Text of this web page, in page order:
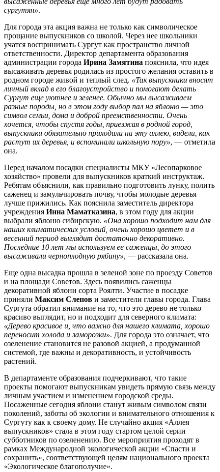
сургутян».
Для города эта акция важна не только как символическое
прощание выпускников со школой. Через нее школьники
учатся воспринимать Сургут как пространство личной
ответственности. Директор департамента образования
администрации города Ирина Замятина пояснила, что идея
высаживать деревья родилась из простого желания оставить в
родном городе живой и теплый след. «Так выпускники вносят
личный вклад в его благоустройство и помогают делать
Сургут еще уютнее и зеленее. Обычно мы высаживаем
разные породы, но в этом году выбор пал на яблоню — это
символ семьи, дома и доброй преемственности. Очень
хочется, чтобы спустя годы, приезжая в родной город,
выпускники обязательно приходили на эту аллею, видели, как
растут их деревья, и вспоминали школьную пору», — отметила
она.
Перед началом посадки специалисты МКУ «Лесопарковое
хозяйство» провели для выпускников краткий инструктаж.
Ребятам объяснили, как правильно подготовить лунку, полить
саженец и замульчировать почву, чтобы молодые деревья
лучше прижились. Как пояснила заместитель директора
учреждения Инна Маматказина, в этом году для акции
выбрали яблоню сибирскую. «Она хорошо подходит нам для
наших климатических условий, очень хорошо цветет и в
весенний период выглядит достаточно декоративно.
Последние 10 лет мы используем ее саженцы, до этого
высаживали черноплодную рябину», — рассказала она.
Еще одна высадка прошла в зеленой зоне по проезду Советов
и на площади Советов. Здесь появились саженцы
декоративной яблони сорта Роялти. Участие в посадке
приняли Максим Слепов и заместители главы города. Глава
Сургута обратил внимание на то, что это дерево не только
красиво выглядит, но и подходит для северного климата:
«Дерево красивое и, что важно для нашего климата, хорошо
переносит холода и заморозки». Для города это означает, что
озеленение становится не разовой акцией, а продуманной
системой, где важны и декоративность, и устойчивость
растений.
В департаменте образования подчеркивают, что такие
проекты помогают выпускникам увидеть прямую связь между
личным участием и изменением городской среды.
Посаженные сегодня яблони станут живым символом связи
поколений, заботы об экологии и внимательного отношения к
Сургуту как к своему дому. Не случайно акция «Аллея
выпускников» стала в этом году стартом целой серии
субботников по озеленению. Все мероприятия проходят в
рамках Международной экологической акции «Спасти и
сохранить», соответствующей целям национального проекта
«Экологическое благополучие».